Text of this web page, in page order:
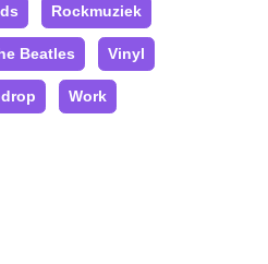
Rockmuziek
Beatles Vinyl
Work